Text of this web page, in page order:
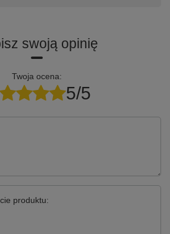
7 szuflad
488 × 580 × 1003.5 mm
71.5 kg
swoją opinię
Twoja ocena:
5/5
produktu: